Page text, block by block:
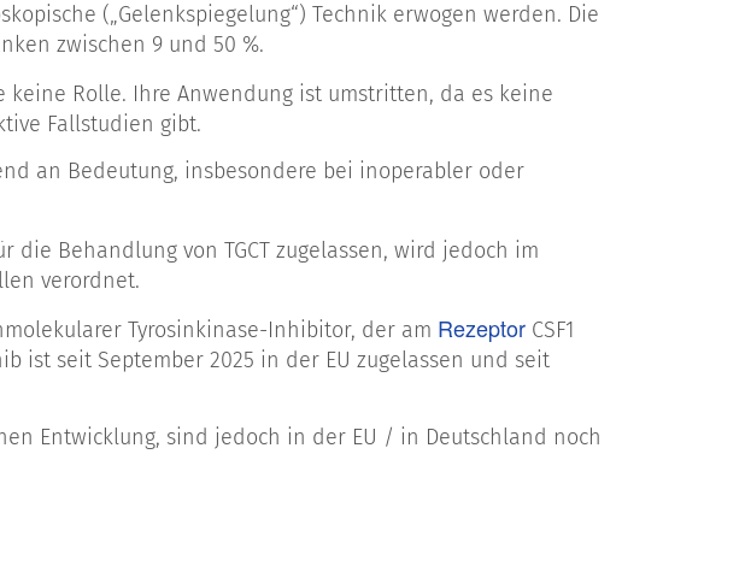
(„Gelenkspiegelung“) Technik erwogen werden. Die
zwischen 9 und 50 %.
Rolle. Ihre Anwendung ist umstritten, da es keine
Fallstudien gibt.
an Bedeutung, insbesondere bei inoperabler oder
Behandlung von TGCT zugelassen, wird jedoch im
verordnet.
Tyrosinkinase-Inhibitor, der am Rezeptor CSF1
ist seit September 2025 in der EU zugelassen und seit
Entwicklung, sind jedoch in der EU / in Deutschland noch